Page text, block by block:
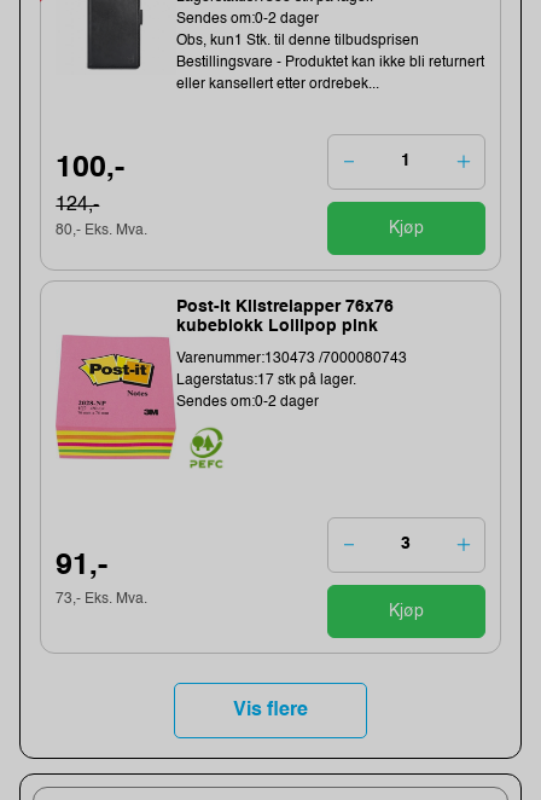
Sendes om:0-2 dager
Obs, kun1 Stk. til denne tilbudsprisen
Bestillingsvare - Produktet kan ikke bli returnert
eller kansellert etter ordrebek...
100,-
124,-
80,- Eks. Mva. Kjøp
Post-it Klistrelapper 76x76
kubeblokk Lollipop pink
Varenummer:130473 /7000080743
Lagerstatus:17 stk på lager.
Sendes om:0-2 dager
91,-
73,- Eks. Mva.
Kjøp
Vis flere